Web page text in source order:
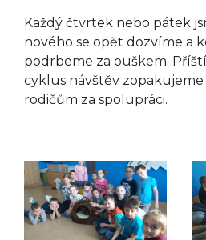
Každý čtvrtek nebo pátek
nového se opět dozvíme a
podrbeme za ouškem.
cyklus návštěv
rodičům za spolupráci.